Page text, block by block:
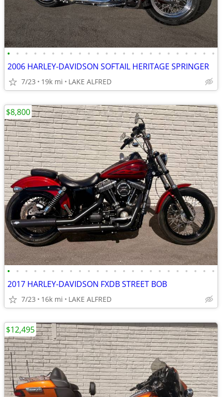
• • • • • • • • • • • • • • • • • • • • • • • •
2006 HARLEY-DAVIDSON SOFTAIL HERITAGE SPRINGER
7/23 19k mi LAKE ALFRED
• • • • • • • • • • • • • • • • • • • • • • • •
2017 HARLEY-DAVIDSON FXDB STREET BOB
7/23 16k mi LAKE ALFRED
$8,800
$12,495